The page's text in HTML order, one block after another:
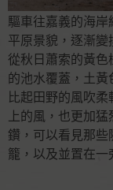
驅車往嘉義的海岸
平原景貌，逐漸變
從秋日蕭索的黃色
的池水覆蓋，土黃
比起田野的風吹
上的風，也更加
鑽，可以看見那些
籠，以及並置在⼀